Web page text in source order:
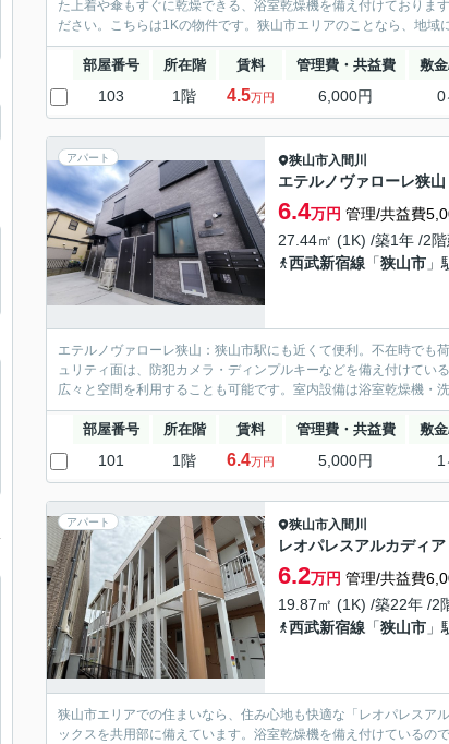
た上着や傘もすぐに乾燥できる、浴室乾燥機を備え付けておりま
ださい。こちらは1Kの物件です。狭山市エリアのことなら、地
部屋番号 所在階 賃料 管理費・共益費 敷
103 1階 4.5万円 6,000円 0
アパート 狭山市入間川
エテルノヴァローレ狭山
6.4万円 管理/共益費
27.44㎡ (1K) /築1年 /2階
西武新宿線 「狭山市 」
エテルノヴァローレ狭山：狭山市駅にも近くて便利。不在時でも
ュリティ面は、防犯カメラ・ディンプルキーなどを備え付けてい
広々と空間を利用することも可能です。室内設備は浴室乾燥機・
部屋番号 所在階 賃料 管理費・共益費 敷
101 1階 6.4万円 5,000円 1
アパート 狭山市入間川
レオパレスアルカディア
6.2万円 管理/共益費
19.87㎡ (1K) /築22年 /2
西武新宿線 「狭山市 」
狭山市エリアでの住まいなら、住み心地も快適な「レオパレスア
ックスを共用部に備えています。浴室乾燥機を備え付けている